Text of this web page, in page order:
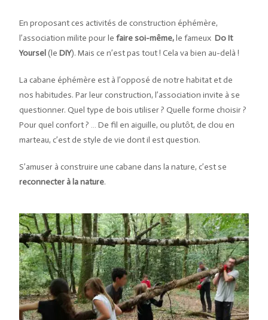
En proposant ces activités de construction éphémère,
l’association milite pour lefaire soi-même,le fameuxDo It
Yoursel (leDIY). Mais ce n’est pas tout ! Cela va bien au-delà !
La cabane éphémère est à l’opposé de notre habitat et de
nos habitudes. Par leur construction, l’association invite à se
questionner. Quel type de bois utiliser ? Quelle forme choisir ?
Pour quel confort ? … De fil en aiguille, ou plutôt, de clou en
marteau, c’est de style de vie dont il est question.
S’amuser à construire une cabane dans la nature, c’est se
reconnecter à la nature.